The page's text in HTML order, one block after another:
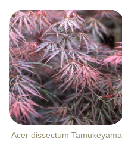
Acer dissectum Tamukeyama